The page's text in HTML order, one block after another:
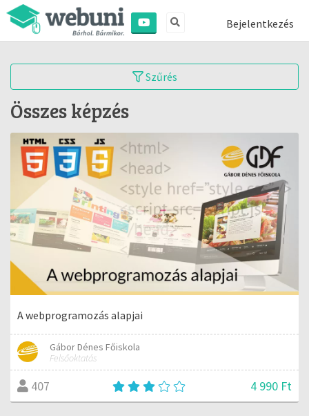
Bejelentkezés
Szűrés
Összes képzés
A webprogramozás alapjai
Gábor Dénes Főiskola
Felsőoktatás
407 4 990 Ft